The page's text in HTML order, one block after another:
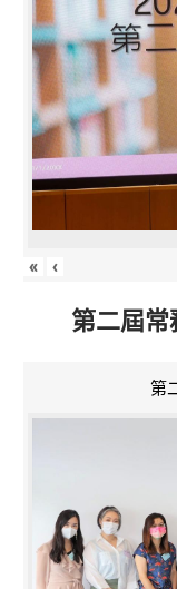
« ‹
第二屆
第